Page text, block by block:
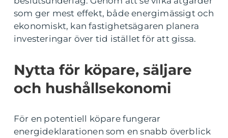
som ger mest effekt, både energimässigt och
ekonomiskt, kan fastighetsägaren planera
investeringar över tid istället för att gissa.
Nytta för köpare, säljare
och hushållsekonomi
För en potentiell köpare fungerar
energideklarationen som en snabb överblick